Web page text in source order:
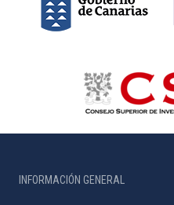
INFORMACIÓN GENERAL